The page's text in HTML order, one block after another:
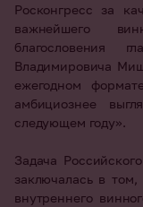
Росконгресс за
важнейшего
благословения
Владимировича
ежегодном
амбициознее
следующем году».
Задача
заключалась в
внутреннего